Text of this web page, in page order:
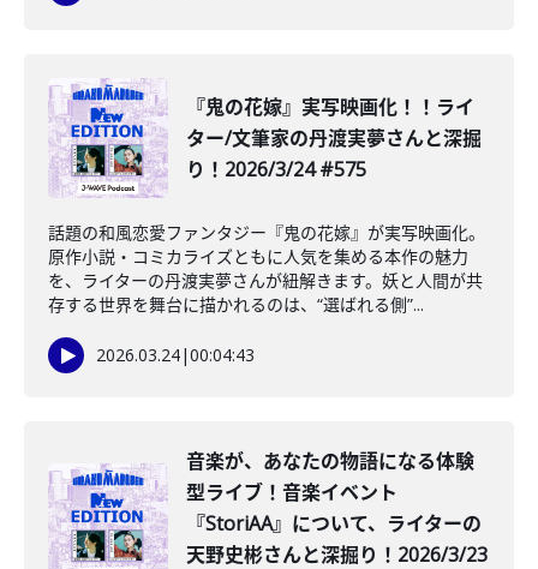
️『鬼の花嫁』実写映画化！！ライ
ター/文筆家の丹渡実夢さんと深掘
り！2026/3/24 #575
話題の和風恋愛ファンタジー『鬼の花嫁』が実写映画化。
原作小説・コミカライズともに人気を集める本作の魅力
を、ライターの丹渡実夢さんが紐解きます。妖と人間が共
存する世界を舞台に描かれるのは、“選ばれる側”...
2026.03.24|00:04:43
音楽が、あなたの物語になる体験
型ライブ！音楽イベント
『StoriAA』について、ライターの
天野史彬さんと深掘り！2026/3/23